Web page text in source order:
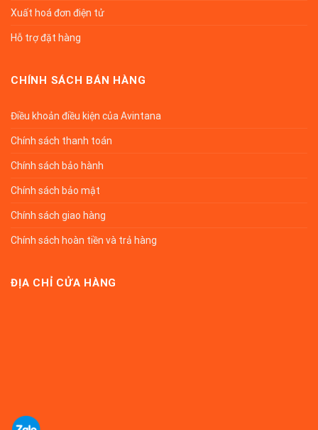
Xuất hoá đơn điện tử
Hỗ trợ đặt hàng
CHÍNH SÁCH BÁN HÀNG
Điều khoản điều kiện của Avintana
Chính sách thanh toán
Chính sách bảo hành
Chính sách bảo mật
Chính sách giao hàng
Chính sách hoàn tiền và trả hàng
ĐỊA CHỈ CỬA HÀNG